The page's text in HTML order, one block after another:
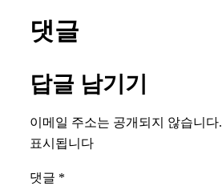
댓글
답글 남기기
이메일 주소는 공개되지 않습니다.
표시됩니다
댓글 *